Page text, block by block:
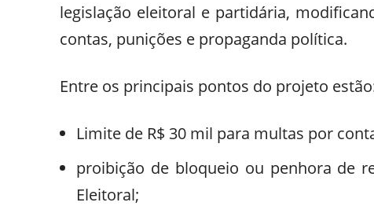
legislação eleitoral e partidária,
contas, punições e propaganda política.
Entre os principais pontos do projeto
Limite de R$ 30 mil para multas por
proibição de bloqueio ou penhora de
Eleitoral;